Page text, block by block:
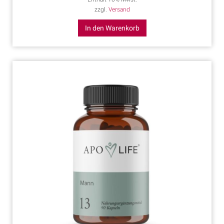
zzgl. Versand
In den Warenkorb